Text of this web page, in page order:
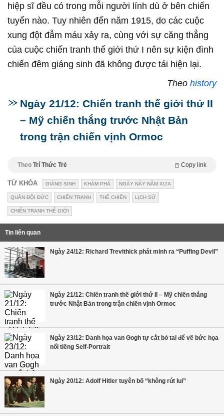
hiệp sĩ đều có trong mỗi người lính dù ở bên chiến
tuyến nào. Tuy nhiên đến năm 1915, do các cuộc
xung đột đẫm máu xảy ra, cùng với sự căng thẳng
của cuộc chiến tranh thế giới thứ I nên sự kiện đình
chiến đêm giáng sinh đã không được tái hiện lại.
Theo history
Ngày 21/12: Chiến tranh thế giới thứ II
– Mỹ chiến thắng trước Nhật Bản
trong trận chiến vịnh Ormoc
Theo Trí Thức Trẻ Copy link
TỪ KHÓA GIÁNG SINH KHÁM PHÁ NGÀY NÀY NĂM XƯA
QUÂN ĐỘI ĐỨC CHIẾN TRANH THẾ CHIẾN LỊCH SỬ
CHIẾN TRANH THẾ GIỚI
Tin liên quan
Ngày 24/12: Richard Trevithick phát minh ra “Puffing Devil”
Ngày 21/12: Chiến tranh thế giới thứ II – Mỹ chiến thắng
trước Nhật Bản trong trận chiến vịnh Ormoc
Ngày 23/12: Danh họa van Gogh tự cắt bỏ tai để vẽ bức họa
nổi tiếng Self-Portrait
Ngày 20/12: Adolf Hitler tuyên bố “không rút lui”